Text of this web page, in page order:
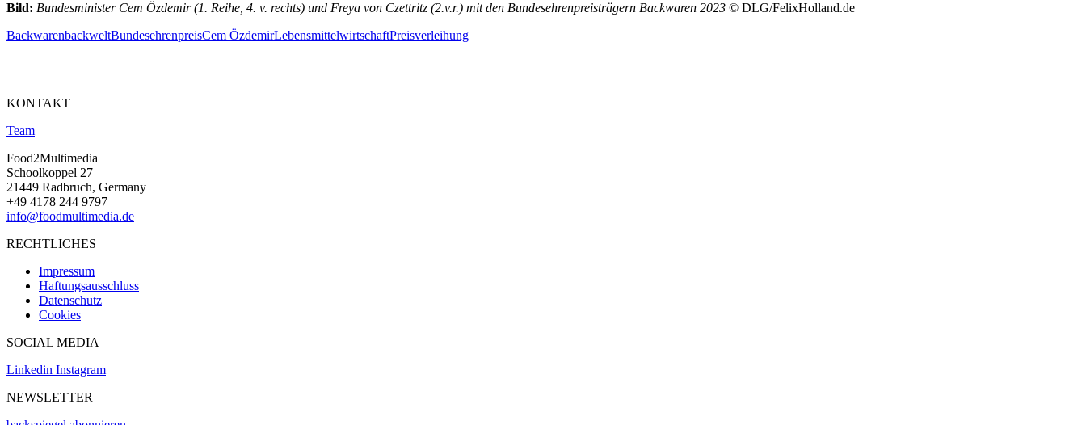
Bild: Bundesminister Cem Özdemir (1. Reihe, 4. v. rechts) und Freya von Czettritz (2.v.r.) mit den Bundesehrenpreisträgern Backwaren 2023 © DLG/FelixHolland.de
BackwarenbackweltBundesehrenpreisCem ÖzdemirLebensmittelwirtschaftPreisverleihung
KONTAKT
Team
Food2Multimedia
Schoolkoppel 27
21449 Radbruch, Germany
+49 4178 244 9797
info@foodmultimedia.de
RECHTLICHES
Impressum
Haftungsausschluss
Datenschutz
Cookies
SOCIAL MEDIA
Linkedin Instagram
NEWSLETTER